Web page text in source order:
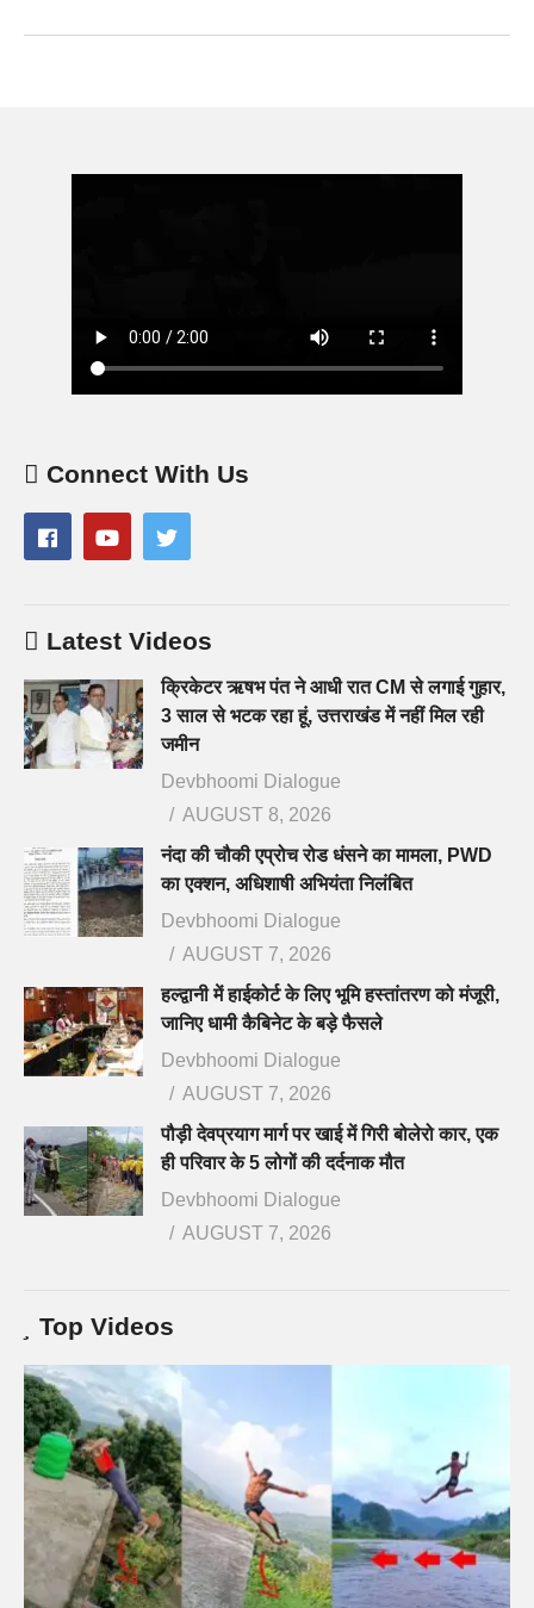
Connect With Us
Latest Videos
क्रिकेटर ऋषभ पंत ने आधी रात CM से लगाई गुहार,
3 साल से भटक रहा हूं, उत्तराखंड में नहीं मिल रही
जमीन
Devbhoomi Dialogue
AUGUST 8, 2026
नंदा की चौकी एप्रोच रोड धंसने का मामला, PWD
का एक्शन, अधिशाषी अभियंता निलंबित
Devbhoomi Dialogue
AUGUST 7, 2026
हल्द्वानी में हाईकोर्ट के लिए भूमि हस्तांतरण को मंजूरी,
जानिए धामी कैबिनेट के बड़े फैसले
Devbhoomi Dialogue
AUGUST 7, 2026
पौड़ी देवप्रयाग मार्ग पर खाई में गिरी बोलेरो कार, एक
ही परिवार के 5 लोगों की दर्दनाक मौत
Devbhoomi Dialogue
AUGUST 7, 2026
Top Videos